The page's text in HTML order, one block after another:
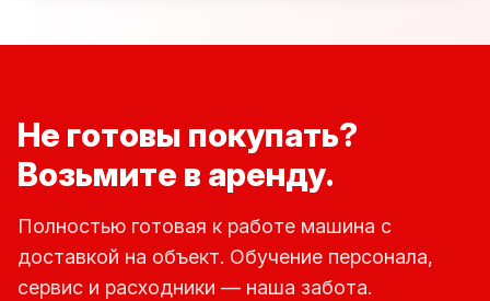
Не готовы покупать?
Возьмите в аренду.
Полностью готовая к работе машина с
доставкой на объект. Обучение персонала,
сервис и расходники — наша забота.